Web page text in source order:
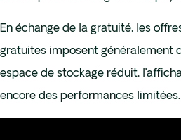
En échange de la gratuité, les
gratuites imposent généralement
espace de stockage réduit,
encore des performances limitées.